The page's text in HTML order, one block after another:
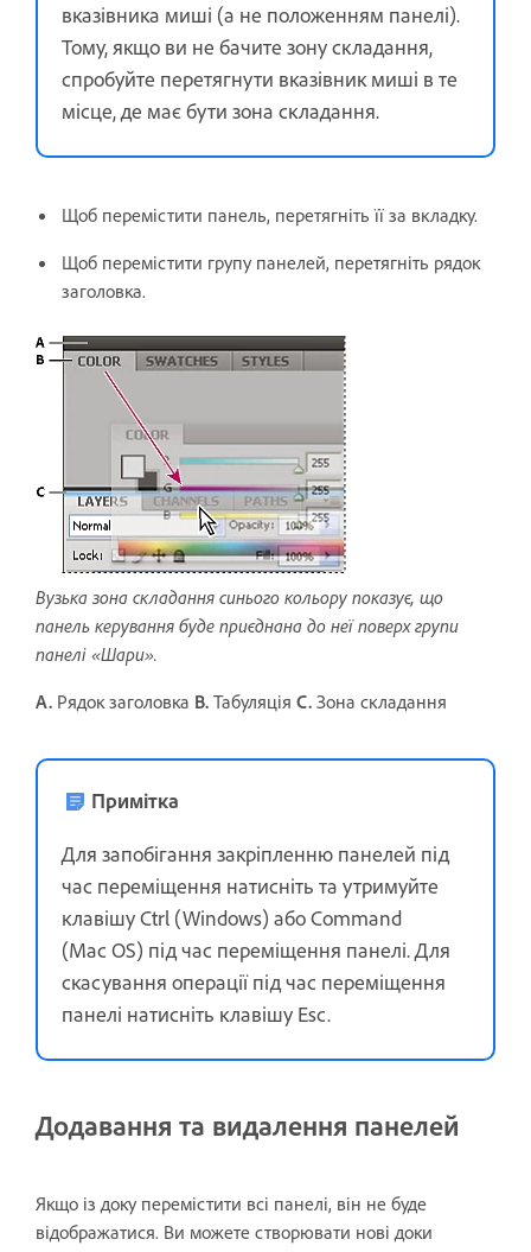
вказівника миші (а не положенням панелі).
Тому, якщо ви не бачите зону складання,
спробуйте перетягнути вказівник миші в те
місце, де має бути зона складання.
Щоб перемістити панель, перетягніть її за вкладку.
Щоб перемістити групу панелей, перетягніть рядок
заголовка.
Вузька зона складання синього кольору показує, що
панель керування буде приєднана до неї поверх групи
панелі «Шари».
A. Рядок заголовка B. Табуляція C. Зона складання
Примітка
Для запобігання закріпленню панелей під
час переміщення натисніть та утримуйте
клавішу Ctrl (Windows) або Command
(Mac OS) під час переміщення панелі. Для
скасування операції під час переміщення
панелі натисніть клавішу Esc.
Додавання та видалення панелей
Якщо із доку перемістити всі панелі, він не буде
відображатися. Ви можете створювати нові доки